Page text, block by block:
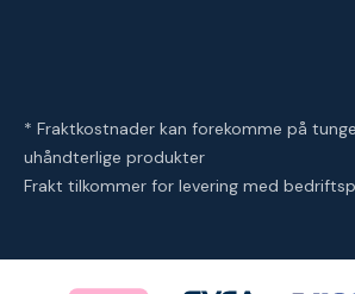
* Fraktkostnader kan forekomme på
uhåndterlige produkter
Frakt tilkommer for levering med